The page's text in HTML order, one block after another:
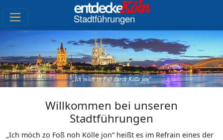
entdeckeKöln
Stadtführungen
Ich möch zo Foß durch Kölle jon
Willkommen bei unseren
Stadtführungen
Ich möch zo Foß noh Kölle jon heißt es im Refrain eines der